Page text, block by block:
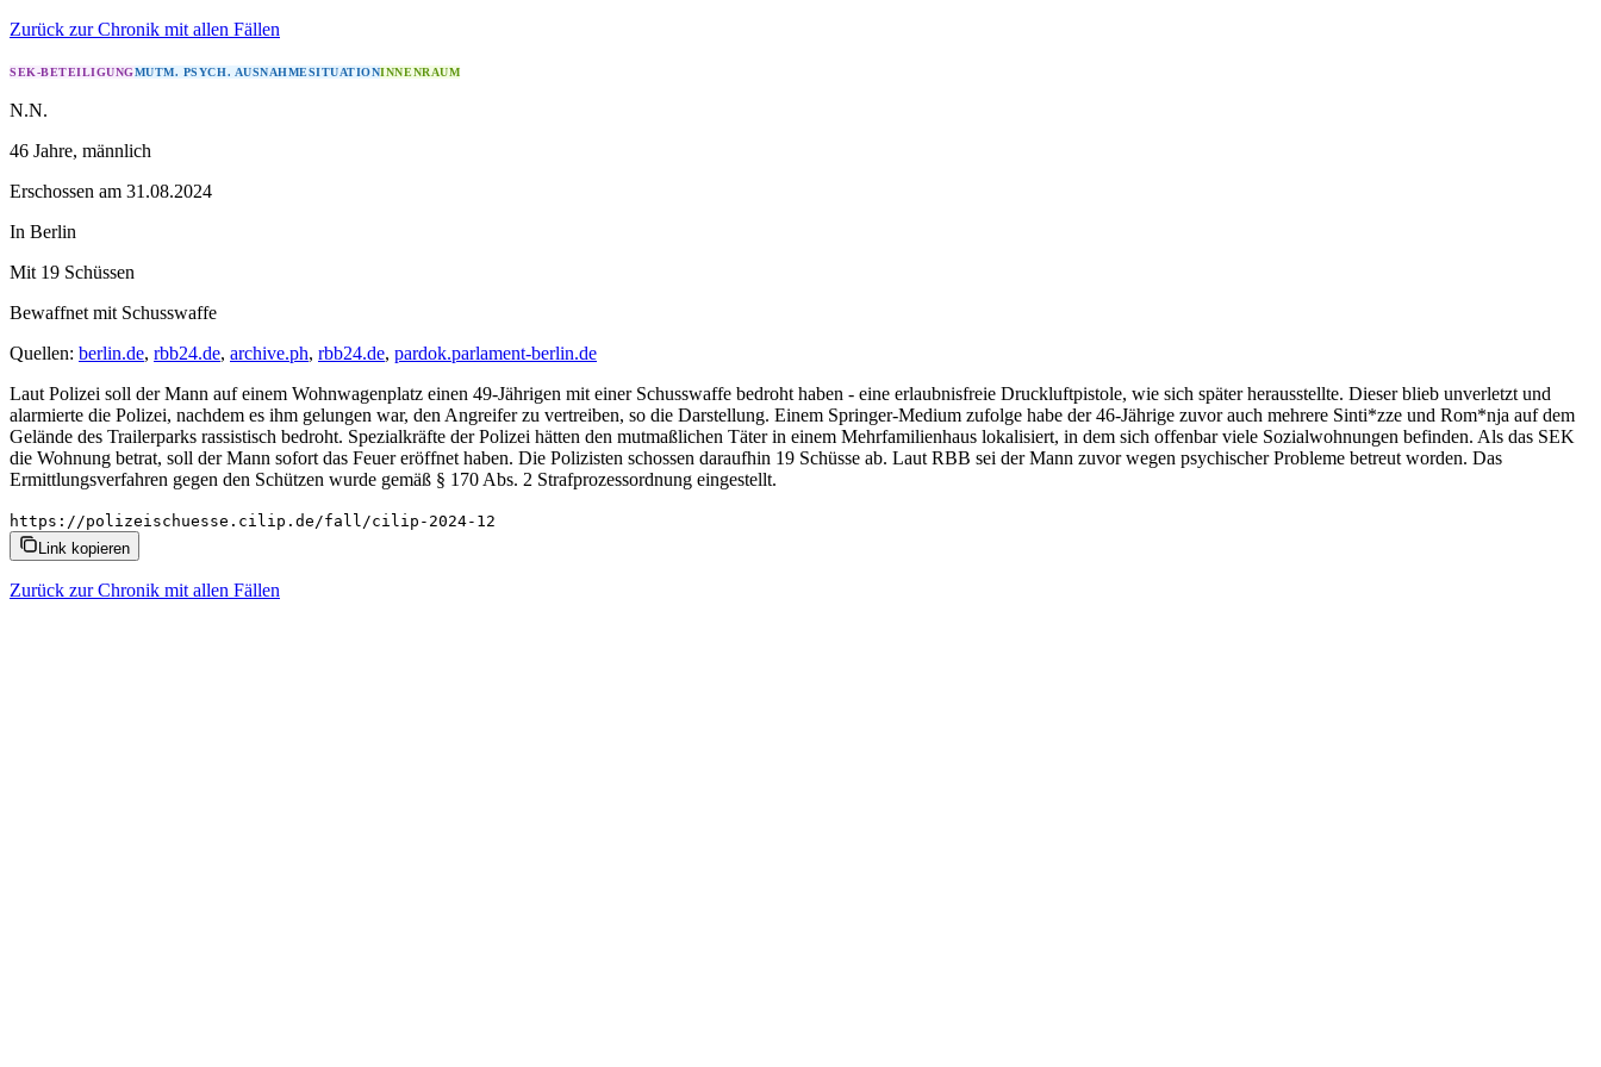
Zurück zur Chronik mit allen Fällen
SEK-BETEILIGUNGMUTM. PSYCH. AUSNAHMESITUATIONINNENRAUM
N.N.
46 Jahre, männlich
Erschossen am 31.08.2024
In Berlin
Mit 19 Schüssen
Bewaffnet mit Schusswaffe
Quellen: berlin.de, rbb24.de, archive.ph, rbb24.de, pardok.parlament-berlin.de
Laut Polizei soll der Mann auf einem Wohnwagenplatz einen 49-Jährigen mit einer Schusswaffe bedroht haben - eine erlaubnisfreie Druckluftpistole, wie sich später herausstellte. Dieser blieb unverletzt und
alarmierte die Polizei, nachdem es ihm gelungen war, den Angreifer zu vertreiben, so die Darstellung. Einem Springer-Medium zufolge habe der 46-Jährige zuvor auch mehrere Sinti*zze und Rom*nja auf dem
Gelände des Trailerparks rassistisch bedroht. Spezialkräfte der Polizei hätten den mutmaßlichen Täter in einem Mehrfamilienhaus lokalisiert, in dem sich offenbar viele Sozialwohnungen befinden. Als das SEK
die Wohnung betrat, soll der Mann sofort das Feuer eröffnet haben. Die Polizisten schossen daraufhin 19 Schüsse ab. Laut RBB sei der Mann zuvor wegen psychischer Probleme betreut worden. Das
Ermittlungsverfahren gegen den Schützen wurde gemäß § 170 Abs. 2 Strafprozessordnung eingestellt.
https://polizeischuesse.cilip.de/fall/cilip-2024-12
Link kopieren
Zurück zur Chronik mit allen Fällen